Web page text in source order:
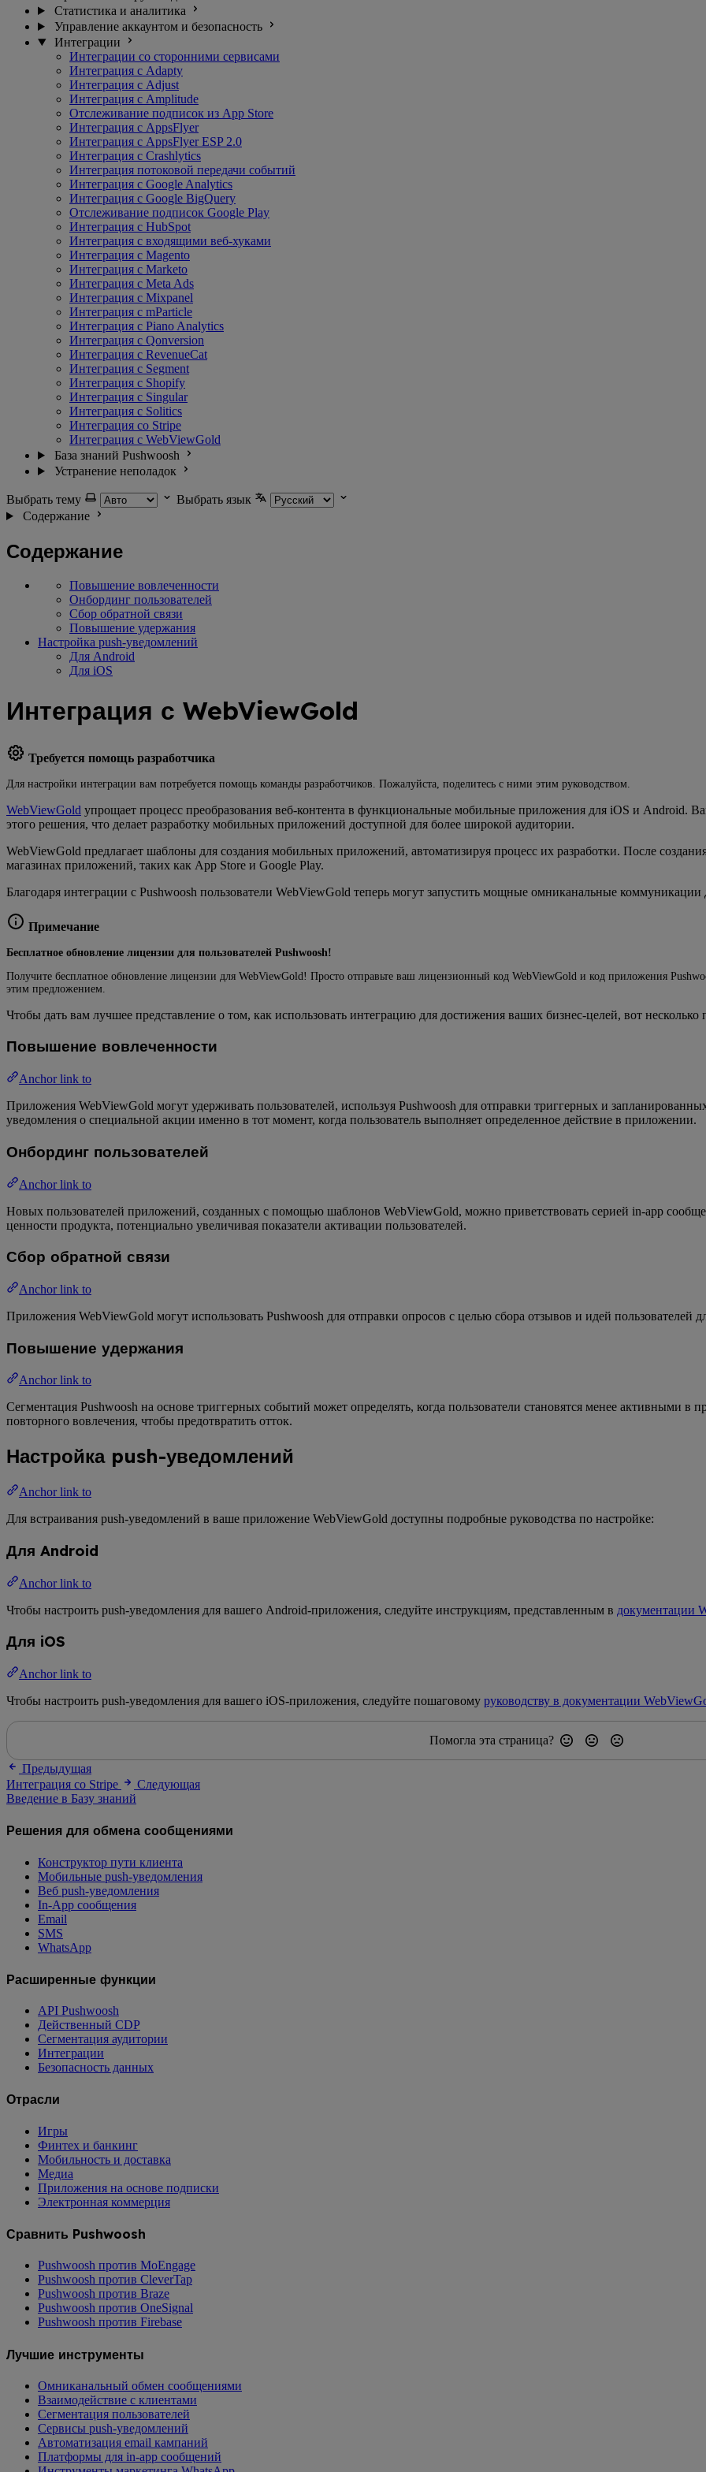
Статистика и аналитика
Управление аккаунтом и безопасность
Интеграции
Интеграции со сторонними сервисами
Интеграция с Adapty
Интеграция с Adjust
Интеграция с Amplitude
Отслеживание подписок из App Store
Интеграция с AppsFlyer
Интеграция с AppsFlyer ESP 2.0
Интеграция с Crashlytics
Интеграция потоковой передачи событий
Интеграция с Google Analytics
Интеграция с Google BigQuery
Отслеживание подписок Google Play
Интеграция с HubSpot
Интеграция с входящими веб-хуками
Интеграция с Magento
Интеграция с Marketo
Интеграция с Meta Ads
Интеграция с Mixpanel
Интеграция с mParticle
Интеграция с Piano Analytics
Интеграция с Qonversion
Интеграция с RevenueCat
Интеграция с Segment
Интеграция с Shopify
Интеграция с Singular
Интеграция с Solitics
Интеграция со Stripe
Интеграция с WebViewGold
База знаний Pushwoosh
Устранение неполадок
Выбрать тему
Выбрать язык
Содержание
Содержание
Повышение вовлеченности
Онбординг пользователей
Сбор обратной связи
Повышение удержания
Настройка push-уведомлений
Для Android
Для iOS
Интеграция с WebViewGold
Требуется помощь разработчика
Для настройки интеграции вам потребуется помощь команды разработчиков. Пожалуйста, поделитесь с ними этим руководством.
WebViewGold упрощает процесс преобразования веб-контента в функциональные мобильные приложения для iOS и Android.
этого решения, что делает разработку мобильных приложений доступной для более широкой аудитории.
WebViewGold предлагает шаблоны для создания мобильных приложений, автоматизируя процесс их разработки. После
магазинах приложений, таких как App Store и Google Play.
Благодаря интеграции с Pushwoosh пользователи WebViewGold теперь могут запустить мощные омниканальные
Примечание
Бесплатное обновление лицензии для пользователей Pushwoosh!
Получите бесплатное обновление лицензии для WebViewGold! Просто отправьте ваш лицензионный код WebViewGold и код приложения
этим предложением.
Чтобы дать вам лучшее представление о том, как использовать интеграцию для достижения ваших бизнес-целей, вот несколько
Повышение вовлеченности
Anchor link to
Приложения WebViewGold могут удерживать пользователей, используя Pushwoosh для отправки триггерных и
уведомления о специальной акции именно в тот момент, когда пользователь выполняет определенное действие в приложении.
Онбординг пользователей
Anchor link to
Новых пользователей приложений, созданных с помощью шаблонов WebViewGold, можно приветствовать серией in-app
ценности продукта, потенциально увеличивая показатели активации пользователей.
Сбор обратной связи
Anchor link to
Приложения WebViewGold могут использовать Pushwoosh для отправки опросов с целью сбора отзывов и идей пользователей
Повышение удержания
Anchor link to
Сегментация Pushwoosh на основе триггерных событий может определять, когда пользователи становятся менее активными
повторного вовлечения, чтобы предотвратить отток.
Настройка push-уведомлений
Anchor link to
Для встраивания push-уведомлений в ваше приложение WebViewGold доступны подробные руководства по настройке:
Для Android
Anchor link to
Чтобы настроить push-уведомления для вашего Android-приложения, следуйте инструкциям, представленным в документации
Для iOS
Anchor link to
Чтобы настроить push-уведомления для вашего iOS-приложения, следуйте пошаговому руководству в документации
Помогла эта страница?
Предыдущая
Интеграция со Stripe
Следующая
Введение в Базу знаний
Решения для обмена сообщениями
Конструктор пути клиента
Мобильные push-уведомления
Веб push-уведомления
In-App сообщения
Email
SMS
WhatsApp
Расширенные функции
API Pushwoosh
Действенный CDP
Сегментация аудитории
Интеграции
Безопасность данных
Отрасли
Игры
Финтех и банкинг
Мобильность и доставка
Медиа
Приложения на основе подписки
Электронная коммерция
Сравнить Pushwoosh
Pushwoosh против MoEngage
Pushwoosh против CleverTap
Pushwoosh против Braze
Pushwoosh против OneSignal
Pushwoosh против Firebase
Лучшие инструменты
Омниканальный обмен сообщениями
Взаимодействие с клиентами
Сегментация пользователей
Сервисы push-уведомлений
Автоматизация email кампаний
Платформы для in-app сообщений